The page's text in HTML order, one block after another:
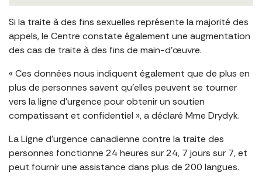
Si la traite à des fins sexuelles représente la majorité des
appels, le Centre constate également une augmentation
des cas de traite à des fins de main-d’œuvre.
« Ces données nous indiquent également que de plus en
plus de personnes savent qu’elles peuvent se tourner
vers la ligne d’urgence pour obtenir un soutien
compatissant et confidentiel », a déclaré Mme Drydyk.
La Ligne d’urgence canadienne contre la traite des
personnes fonctionne 24 heures sur 24, 7 jours sur 7, et
peut fournir une assistance dans plus de 200 langues.